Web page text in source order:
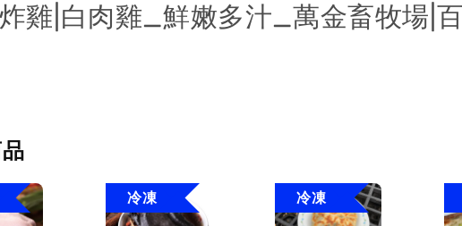
雞|白肉雞_鮮嫩多汁_萬金畜牧場|
冷凍 冷凍